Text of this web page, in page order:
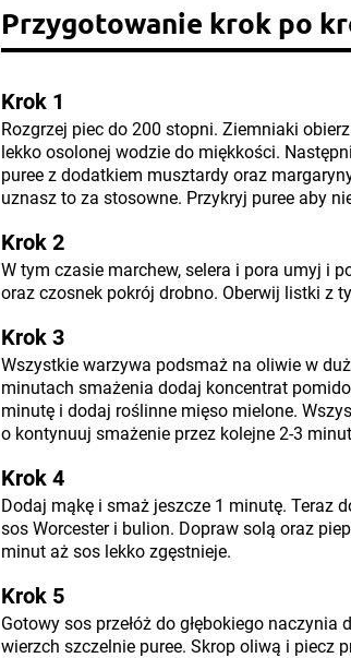
Przygotowanie krok po
Krok 1
Rozgrzej piec do 200 stopni. Ziemniaki
lekko osolonej wodzie do miękkości.
puree z dodatkiem musztardy oraz
uznasz to za stosowne. Przykryj puree aby
Krok 2
W tym czasie marchew, selera i pora umyj i
oraz czosnek pokrój drobno. Oberwij listki z
Krok 3
Wszystkie warzywa podsmaż na oliwie w
minutach smażenia dodaj koncentrat
minutę i dodaj roślinne mięso mielone.
o kontynuuj smażenie przez kolejne 2-3
Krok 4
Dodaj mąkę i smaż jeszcze 1 minutę. Teraz
sos Worcester i bulion. Dopraw solą oraz
minut aż sos lekko zgęstnieje.
Krok 5
Gotowy sos przełóż do głębokiego naczynia
wierzch szczelnie puree. Skrop oliwą i piecz